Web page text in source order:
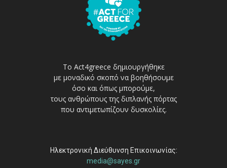
Το Act4greece δημιουργήθηκε
με μοναδικό σκοπό να βοηθήσουμε
όσο και όπως μπορούμε,
τους ανθρώπους της διπλανής πόρτας
που αντιμετωπίζουν δυσκολίες.
Ηλεκτρονική Διεύθυνση Επικοινωνίας:
media@sayes.gr